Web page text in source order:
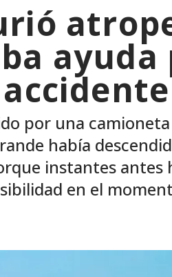
por una camioneta
había
instantes antes
en el